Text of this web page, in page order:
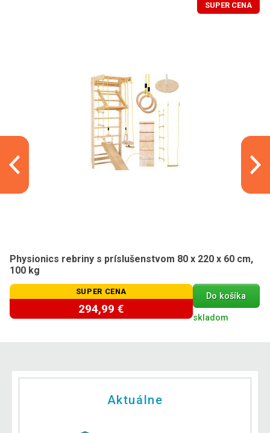
SUPER CENA
Physionics rebriny s príslušenstvom 80 x 220 x 60 cm,
100 kg
SUPER CENA
294,99 €
Do košíka
skladom
Aktuálne